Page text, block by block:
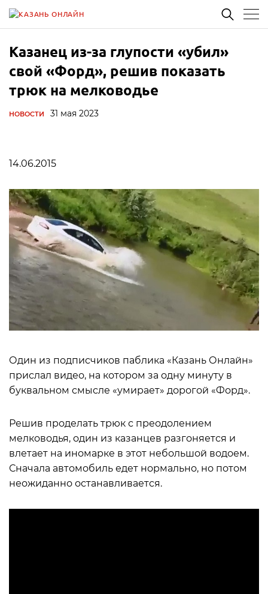
Казанец из-за глупости «убил»
свой «Форд», решив показать
трюк на мелководье
НОВОСТИ 31 мая 2023
14.06.2015
Один из подписчиков паблика «Казань Онлайн»
прислал видео, на котором за одну минуту в
буквальном смысле «умирает» дорогой «Форд».
Решив проделать трюк с преодолением
мелководья, один из казанцев разгоняется и
влетает на иномарке в этот небольшой водоем.
Сначала автомобиль едет нормально, но потом
неожиданно останавливается.